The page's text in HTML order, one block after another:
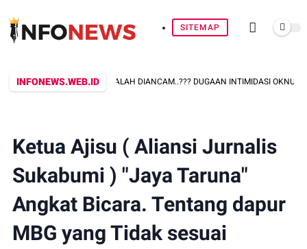
SITEMAP
INFONEWS.WEB.ID
PERKARA, MALAH DIANCAM..??? DUGAAN INTIMIDASI OKNUM
Ketua Ajisu ( Aliansi Jurnalis
Sukabumi ) "Jaya Taruna"
Angkat Bicara. Tentang dapur
MBG yang Tidak sesuai